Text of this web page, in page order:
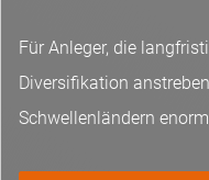
Für Anleger, die
Diversifikation
Schwellenländern